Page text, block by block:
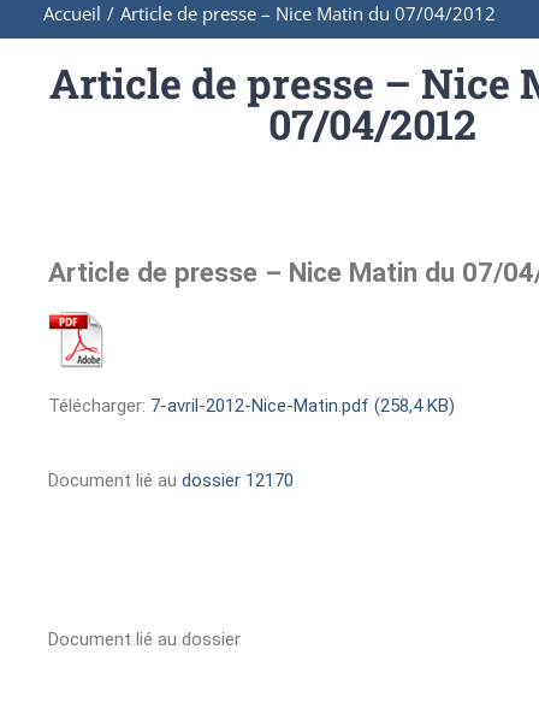
Accueil / Article de presse – Nice Matin du 07/04/2012
Article de presse – Nice
07/04/2012
Article de presse – Nice Matin du 07/
Télécharger: 7-avril-2012-Nice-Matin.pdf (258,4 KB)
Document lié au dossier 12170
Document lié au dossier